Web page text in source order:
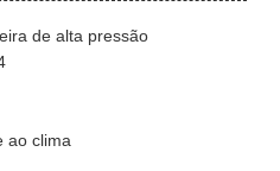
de alta pressão
ao clima